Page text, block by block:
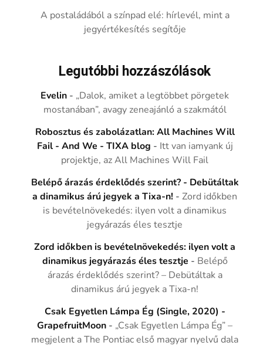
A postaládából a színpad elé: hírlevél, mint a
jegyértékesítés segítője
Legutóbbi hozzászólások
Evelin - „Dalok, amiket a legtöbbet pörgetek
mostanában”, avagy zeneajánló a szakmától
Robosztus és zabolázatlan: All Machines Will
Fail - And We - TIXA blog - Itt van iamyank új
projektje, az All Machines Will Fail
Belépő árazás érdeklődés szerint? - Debütáltak
a dinamikus árú jegyek a Tixa-n! -Zord időkben
is bevételnövekedés: ilyen volt a dinamikus
jegyárazás éles tesztje
Zord időkben is bevételnövekedés: ilyen volt a
dinamikus jegyárazás éles tesztje - Belépő
árazás érdeklődés szerint? – Debütáltak a
dinamikus árú jegyek a Tixa-n!
Csak Egyetlen Lámpa Ég (Single, 2020) -
GrapefruitMoon - „Csak Egyetlen Lámpa Ég” –
megjelent a The Pontiac első magyar nyelvű dala